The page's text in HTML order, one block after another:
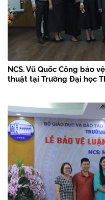
NCS. Vũ Quốc Công bảo
thuật tại Trường Đại học